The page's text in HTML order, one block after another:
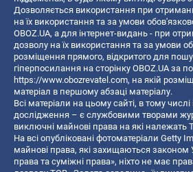
Дозволяється використання при
на їх використання та за умови
OBOZ.UA, а для інтернет-видань - при
дозволу на їх використання та за умови
розміщення прямого, відкритого для
гіперпосилання на сторінку OBOZ.UA за
https://www.obozrevatel.com, на якій
матеріал в першому абзаці матеріалу.
Всі матеріали на цьому сайті, в тому числі
дослідження – є службовими творами
виключні майнові права на які належать
На всі опубліковані фотоматеріали Getty
майнові права, які захищаються законом
права та суміжні права», ніхто не має